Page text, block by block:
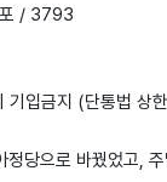
/ 3793
입금지 (단통법 상
당으로 바꿨었고,